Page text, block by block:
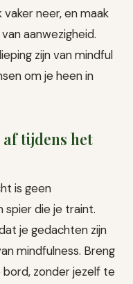
neer, en maak
aanwezigheid.
zijn van mindful
om je heen in
tijdens het
is geen
spier die je traint.
je gedachten zijn
mindfulness. Breng
zonder jezelf te